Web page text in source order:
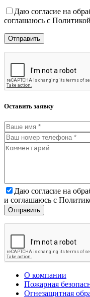
Даю согласие на
соглашаюсь с
Оставить заявку
Даю согласие на
и соглашаюсь с
О компании
Пожарная
Огнезащитная